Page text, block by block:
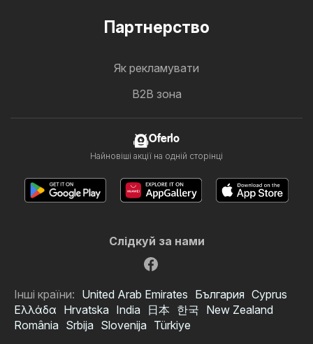
Партнерство
Як рекламувати
B2B зона
Oferlo
Найновіші акції на одній сторінці
Слідкуй за нами
Інші країни: United Arab Emirates България Cyprus
Ελλάδα Hrvatska India 日本 한국 New Zealand
România Srbija Slovenija Türkiye